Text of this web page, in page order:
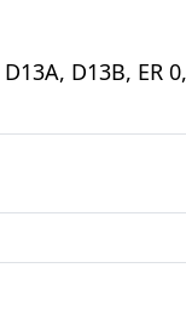
D13B, ER